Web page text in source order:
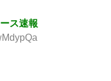
ス速報